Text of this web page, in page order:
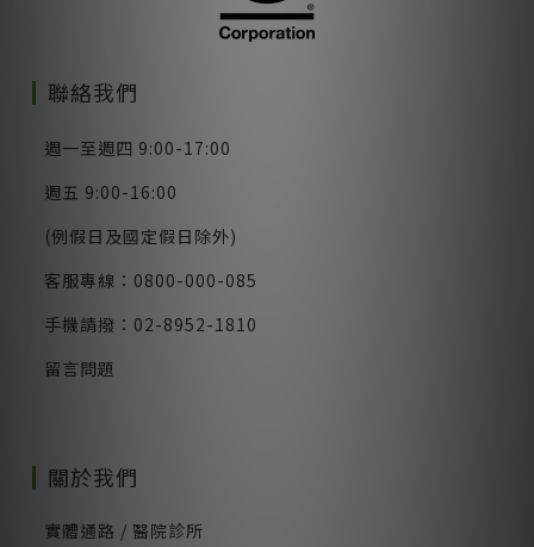
聯絡我們
週一至週四 9:00-17:00
週五 9:00-16:00
(例假日及國定假日除外)
客服專線：0800-000-085
手機請撥：02-8952-1810
留言問題
關於我們
實體通路 / 醫院診所